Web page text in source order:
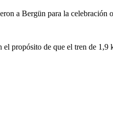
a Bergün para la celebración
propósito de que el tren de